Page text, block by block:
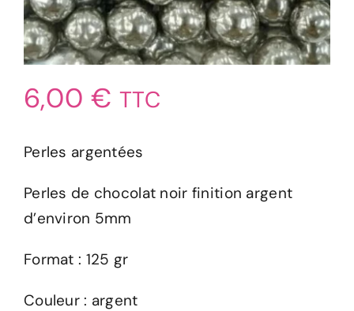
6,00 € TTC
Perles argentées
Perles de chocolat noir finition argent
d’environ 5mm
Format : 125 gr
Couleur : argent